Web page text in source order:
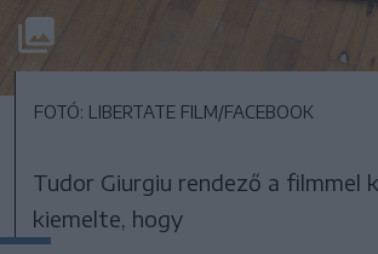
FOTÓ: LIBERTATE FILM/FACEBOOK
Tudor Giurgiu rendező a filmmel
kiemelte, hogy